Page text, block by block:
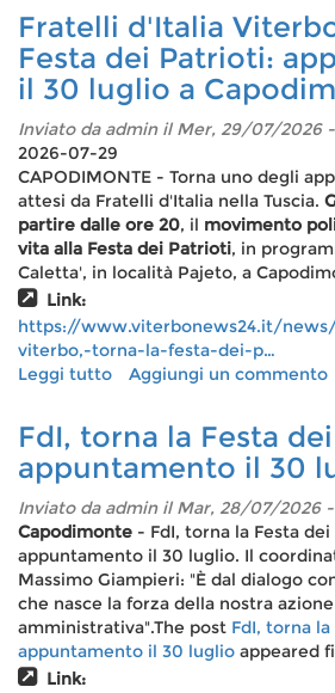
la
qualità
della
vita
della
comunità
è
la
responsabilità
che
ogni
amministratore
sentire
ogni
giorno”
Fratelli d'Italia
Festa dei Patrioti:
il 30 luglio a
Inviato da adminil Mer, 29/07/2026 -
2026-07-29
CAPODIMONTE - Torna uno degli
attesi da Fratelli d'Italia nella Tuscia.
partire dalle ore 20, il movimento
vita alla Festa dei Patrioti, in
Caletta', in località Pajeto, a
Link:
https://www.viterbonews24.it/
viterbo,-torna-la-festa-dei-p…
Leggi tutto su
Viterbo,
torna
Festa
dei
Patrioti:
appuntamento
il
30
luglio
Aggiungi un commento
FdI, torna la Festa
appuntamento il 30
Inviato da adminil Mar, 28/07/2026 -
Capodimonte - FdI, torna la Festa
appuntamento il 30 luglio. Il
Massimo Giampieri: "È dal dialogo
che nasce la forza della nostra
amministrativa".The post FdI, torna
appuntamento il 30 luglio appeared
Link: